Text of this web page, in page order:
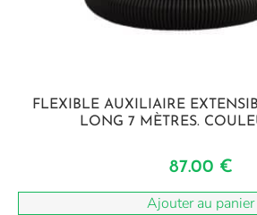
FLEXIBLE AUXILIAIRE
LONG 7 MÈTRES.
87.00 €
Ajouter au panier